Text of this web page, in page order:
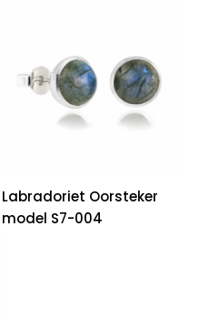
Labradoriet Oorsteker
model S7-004